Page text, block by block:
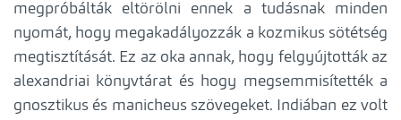
megpróbálták eltörölni ennek a tudásnak minden
nyomát, hogy megakadályozzák a kozmikus sötétség
megtisztítását. Ez az oka annak, hogy felgyújtották az
alexandriai könyvtárat és hogy megsemmisítették a
gnosztikus és manicheus szövegeket. Indiában ez volt